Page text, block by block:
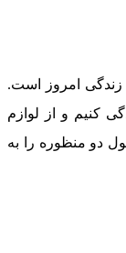
امروز است.
کنیم و از لوازم
دو منظوره را به